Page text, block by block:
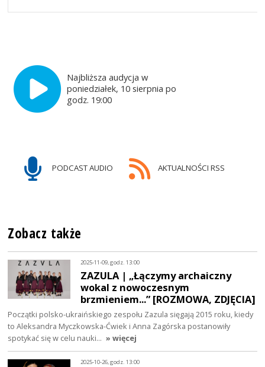
Najbliższa audycja w
poniedziałek, 10 sierpnia po
godz. 19:00
PODCAST AUDIO AKTUALNOŚCI RSS
Zobacz także
2025-11-09, godz. 13:00
ZAZULA | „Łączymy archaiczny
wokal z nowoczesnym
brzmieniem...” [ROZMOWA, ZDJĘCIA]
Początki polsko-ukraińskiego zespołu Zazula sięgają 2015 roku, kiedy
to Aleksandra Myczkowska-Ćwiek i Anna Zagórska postanowiły
spotykać się w celu nauki… » więcej
2025-10-26, godz. 13:00